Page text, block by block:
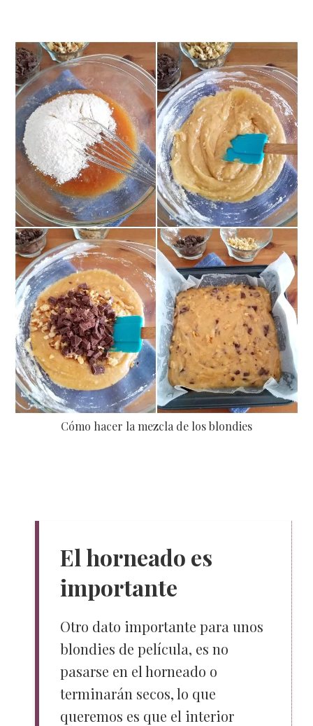
Cómo hacer la mezcla de los blondies
El horneado es
importante
Otro dato importante para unos
blondies de película, es no
pasarse en el horneado o
terminarán secos, lo que
queremos es que el interior